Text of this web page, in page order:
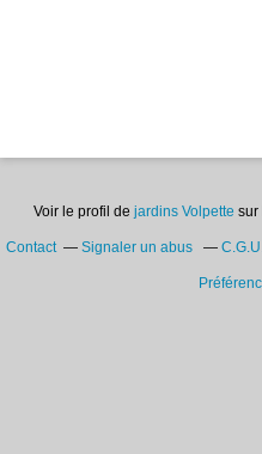
Voir le profil de jardins Volpette sur
Contact Signaler un abus